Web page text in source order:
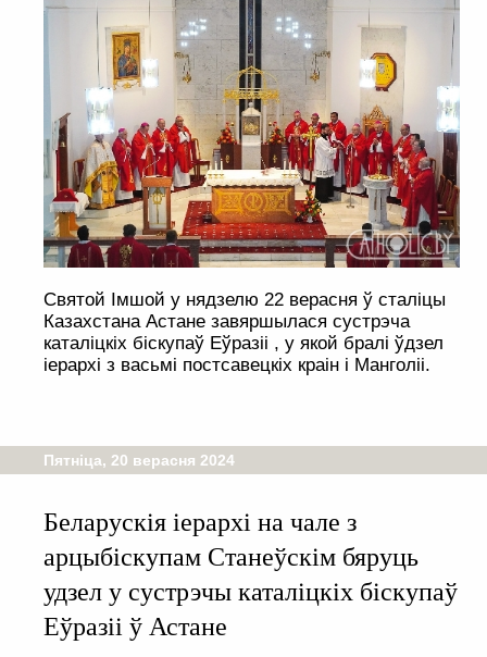
Святой Імшой у нядзелю 22 верасня ў сталіцы
Казахстана Астане завяршылася сустрэча
каталіцкіх біскупаў Еўразіі , у якой бралі ўдзел
іерархі з васьмі постсавецкіх краін і Манголіі.
Пятніца, 20 верасня 2024
Беларускія іерархі на чале з
арцыбіскупам Станеўскім бяруць
удзел у сустрэчы каталіцкіх біскупаў
Еўразіі ў Астане